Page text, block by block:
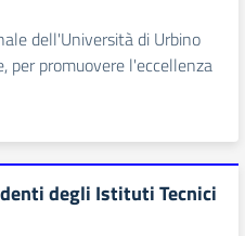
dell'Università di Urbino
per promuovere l'eccellenza
degli Istituti Tecnici